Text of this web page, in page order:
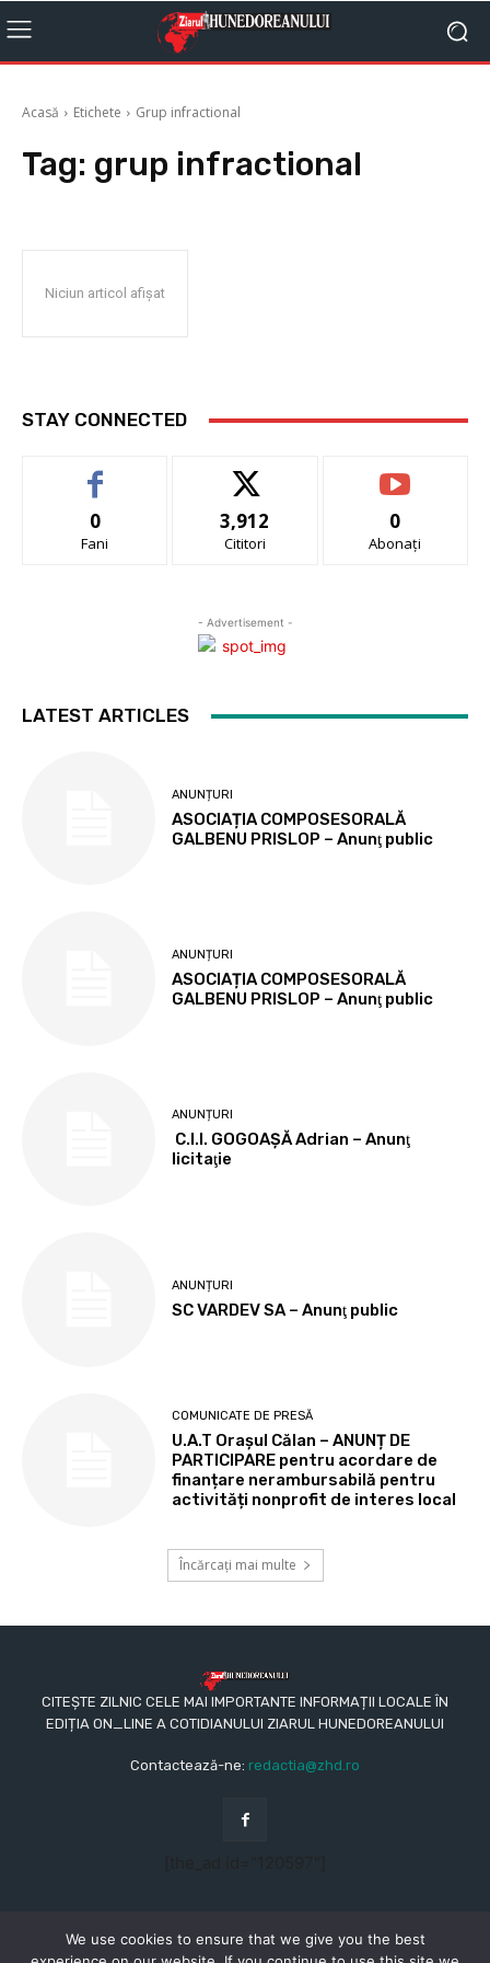
Acasă Etichete Grup infractional
Tag: grup infractional
Niciun articol afișat
STAY CONNECTED
0
Fani
3,912
Cititori
0
Abonați
- Advertisement -
LATEST ARTICLES
ANUNȚURI
ASOCIAȚIA COMPOSESORALĂ
GALBENU PRISLOP – Anunţ public
ANUNȚURI
ASOCIAȚIA COMPOSESORALĂ
GALBENU PRISLOP – Anunţ public
ANUNȚURI
C.I.I. GOGOAŞĂ Adrian – Anunţ
licitaţie
ANUNȚURI
SC VARDEV SA – Anunţ public
COMUNICATE DE PRESĂ
U.A.T Orașul Călan – ANUNȚ DE
PARTICIPARE pentru acordare de
finanțare nerambursabilă pentru
activități nonprofit de interes local
Încărcați mai multe
CITEȘTE ZILNIC CELE MAI IMPORTANTE INFORMAȚII LOCALE ÎN
EDIȚIA ON_LINE A COTIDIANULUI ZIARUL HUNEDOREANULUI
Contactează-ne: redactia@zhd.ro
We use cookies to ensure that we give you the best